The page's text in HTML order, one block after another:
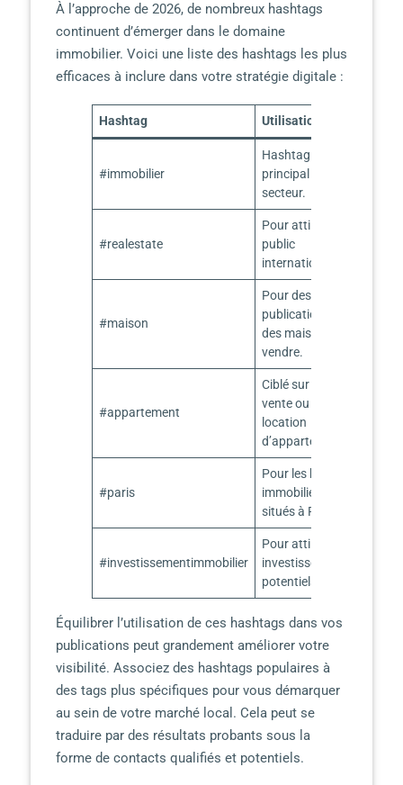
À l’approche de 2026, de nombreux hashtags
continuent d’émerger dans le domaine
immobilier. Voici une liste des hashtags les plus
efficaces à inclure dans votre stratégie digitale :
Hashtag Utilisation
#immobilier
Hashtag
principal pour le
secteur.
#realestate
Pour attirer un
public
international.
#maison
Pour des
publications sur
des maisons à
vendre.
#appartement
Ciblé sur la
vente ou la
location
d’appartements.
#paris
Pour les biens
immobiliers
situés à Paris.
#investissementimmobilier
Pour attirer des
investisseurs
potentiels.
Équilibrer l’utilisation de ces hashtags dans vos
publications peut grandement améliorer votre
visibilité. Associez des hashtags populaires à
des tags plus spécifiques pour vous démarquer
au sein de votre marché local. Cela peut se
traduire par des résultats probants sous la
forme de contacts qualifiés et potentiels.